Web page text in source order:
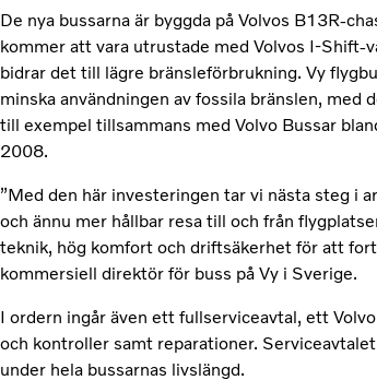
De nya bussarna är byggda på Volvos B13R-
kommer att vara utrustade med Volvos I-Shift-
bidrar det till lägre bränsleförbrukning. Vy
minska användningen av fossila bränslen,
till exempel tillsammans med Volvo Bussar
2008.
”Med den här investeringen tar vi nästa steg i
och ännu mer hållbar resa till och från
teknik, hög komfort och driftsäkerhet för att
kommersiell direktör för buss på Vy i Sverige.
I ordern ingår även ett fullserviceavtal, ett
och kontroller samt reparationer.
under hela bussarnas livslängd.